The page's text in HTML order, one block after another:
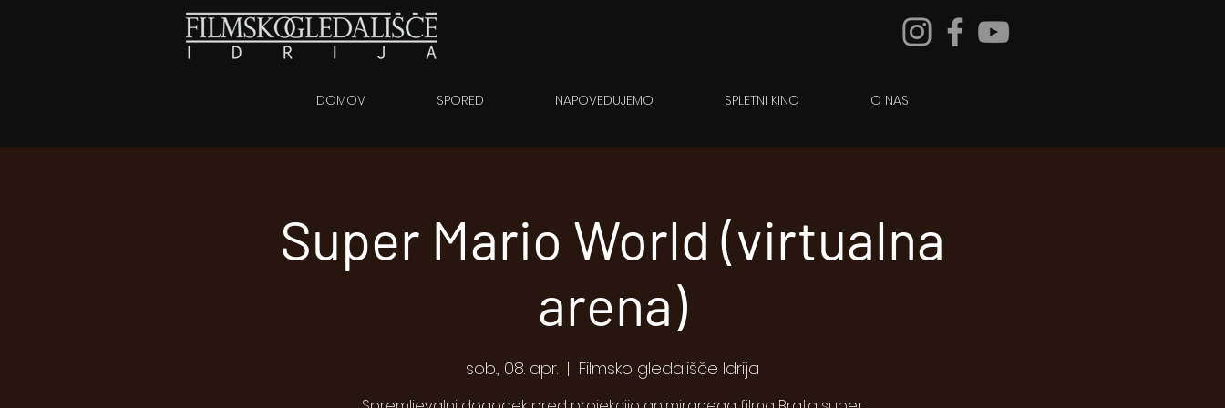
DOMOV SPORED NAPOVEDUJEMO SPLETNI KINO O NAS
Super Mario World (virtualna
arena)
sob., 08. apr.
  |
Filmsko gledališče Idrija